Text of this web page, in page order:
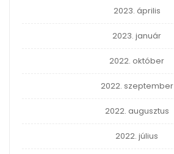
2023. április
2023. január
2022. október
2022. szeptember
2022. augusztus
2022. július